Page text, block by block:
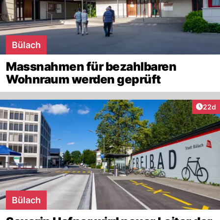
Bülach
Massnahmen für bezahlbaren
Wohnraum werden geprüft
22d
Bülach